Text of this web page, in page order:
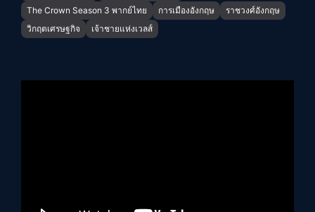
The Crown Season 3 พากย์ไทย
การเมืองอังกฤษ
ราชวงศ์อังกฤษ
วิกฤตเศรษฐกิจ
เจ้าชายแห่งเวลส์